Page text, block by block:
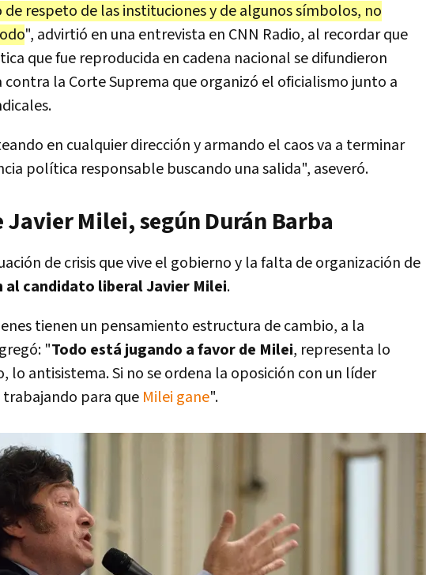
respeto de las instituciones y de algunos símbolos, no
", advirtió en una entrevista en CNN Radio, al recordar que
que fue reproducida en cadena nacional se difundieron
contra la Corte Suprema que organizó el oficialismo junto a
en cualquier dirección y armando el caos va a terminar
política responsable buscando una salida", aseveró.
Milei, según Durán Barba
de crisis que vive el gobierno y la falta de organización de
al candidato liberal Javier Milei.
tienen un pensamiento estructura de cambio, a la
"Todo está jugando a favor de Milei, representa lo
lo antisistema. Si no se ordena la oposición con un líder
para que Milei gane".